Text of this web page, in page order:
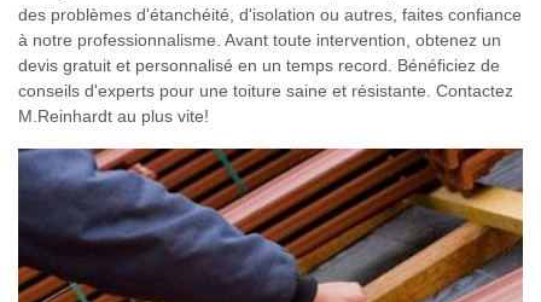
des problèmes d'étanchéité, d'isolation ou autres, faites confiance
à notre professionnalisme. Avant toute intervention, obtenez un
devis gratuit et personnalisé en un temps record. Bénéficiez de
conseils d'experts pour une toiture saine et résistante. Contactez
M.Reinhardt au plus vite!